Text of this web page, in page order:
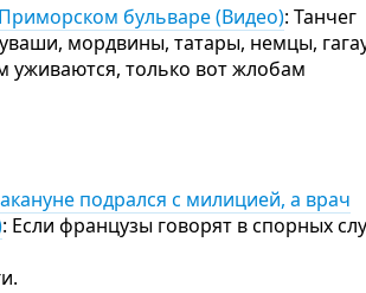
бульваре (Видео): Танчег
мордвины, татары, немцы,
уживаются, только вот жлобам
подрался с милицией, а врач
: Если французы говорят в спорных